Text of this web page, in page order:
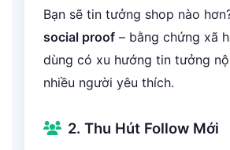
Bạn sẽ tin tưởng shop nào
social proof – bằng chứng xã
dùng có xu hướng tin tưởng
nhiều người yêu thích.
2. Thu Hút Follow Mới